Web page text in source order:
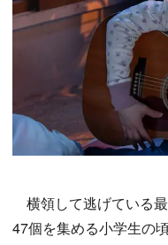
横領して逃げている
47個を集める小学生の